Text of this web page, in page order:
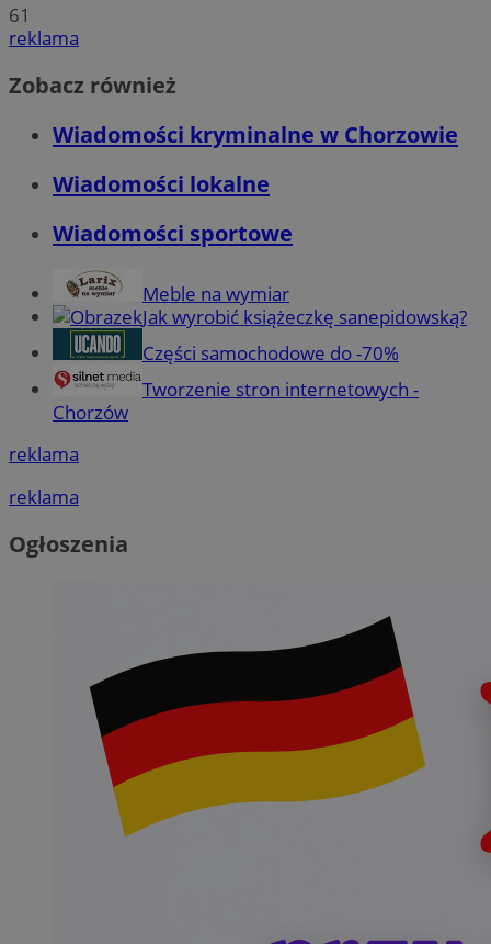
61
reklama
Zobacz również
Wiadomości kryminalne w Chorzowie
Wiadomości lokalne
Wiadomości sportowe
Meble na wymiar
Jak wyrobić książeczkę sanepidowską?
Części samochodowe do -70%
Tworzenie stron internetowych -
Chorzów
reklama
reklama
Ogłoszenia